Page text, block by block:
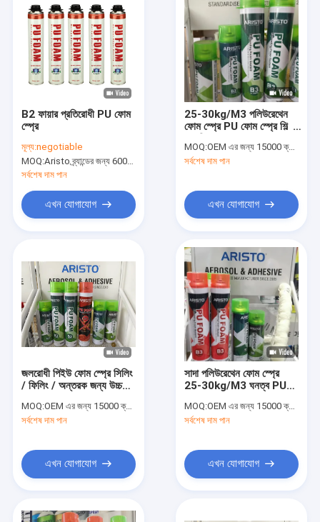
আমাদের সম্বন্ধে
কারখানা পরিদর্শন
ফ্যাব্রিক স্প্রে পেইন্ট
B2 ফায়ার প্রতিরোধী PU ফোম
স্প্রে
মূল্য:negotiable
MOQ:Aristo ব্র্যান্ডের জন্য 6000pcs, গ্রাহকের ব্র্যান্ডের জন্য 15000pcs
সর্বশেষ দাম পান
এখন যোগাযোগ
25-30kg/M3 পলিউরেথেন
ফোম স্প্রে PU ফোম স্প্রে শিল্প
MOQ:OEM এর জন্য 15000 ক্যান, অ্যারিস্টো ব্র্যান্ডের জন্য 6000 ক্যান
সর্বশেষ দাম পান
এখন যোগাযোগ
জলরোধী পিইউ ফোম স্প্রে সিলিং
/ ফিলিং / অন্তরক জন্য উচ্চ
MOQ:OEM এর জন্য 15000 ক্যান, অ্যারিস্টো ব্র্যান্ডের জন্য 6000 ক্যান
সর্বশেষ দাম পান
এখন যোগাযোগ
সাদা পলিউরেথেন ফোম স্প্রে
25-30kg/M3 ঘনত্ব PU
MOQ:OEM এর জন্য 15000 ক্যান, অ্যারিস্টো ব্র্যান্ডের জন্য 6000 ক্যান
সর্বশেষ দাম পান
এখন যোগাযোগ